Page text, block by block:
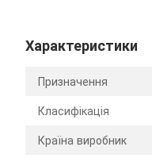
Характеристики
Призначення
Класифікація
Країна виробник